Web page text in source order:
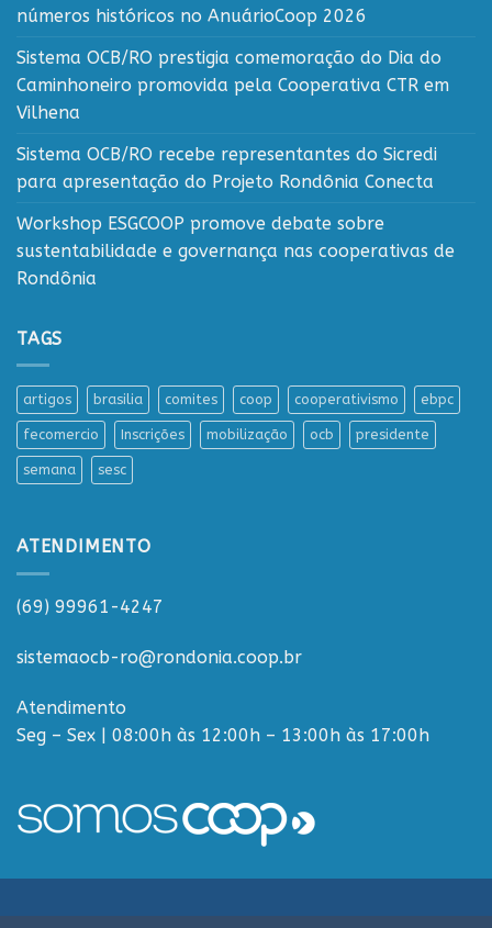
números históricos no AnuárioCoop 2026
Sistema OCB/RO prestigia comemoração do Dia do
Caminhoneiro promovida pela Cooperativa CTR em
Vilhena
Sistema OCB/RO recebe representantes do Sicredi
para apresentação do Projeto Rondônia Conecta
Workshop ESGCOOP promove debate sobre
sustentabilidade e governança nas cooperativas de
Rondônia
TAGS
artigos brasilia comites coop cooperativismo ebpc
fecomercio Inscrições mobilização ocb presidente
semana sesc
ATENDIMENTO
(69) 99961-4247
sistemaocb-ro@rondonia.coop.br
Atendimento
Seg – Sex | 08:00h às 12:00h – 13:00h às 17:00h